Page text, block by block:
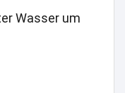
Wasser um